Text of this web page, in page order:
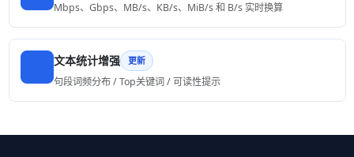
Mbps、Gbps、MB/s、KB/s、MiB/s 和 B/s 实时换算
文本统计增强 更新
句段词频分布 / Top关键词 / 可读性提示